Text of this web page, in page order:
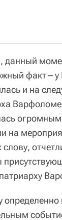
данный
факт –
и на
на
слову,
определенно